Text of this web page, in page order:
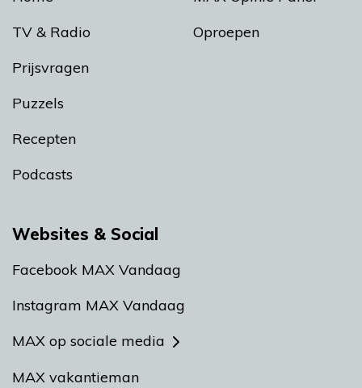
TV & Radio
Prijsvragen
Puzzels
Recepten
Podcasts
Oproepen
Websites & Social
Facebook MAX Vandaag
Instagram MAX Vandaag
MAX op sociale media
MAX vakantieman